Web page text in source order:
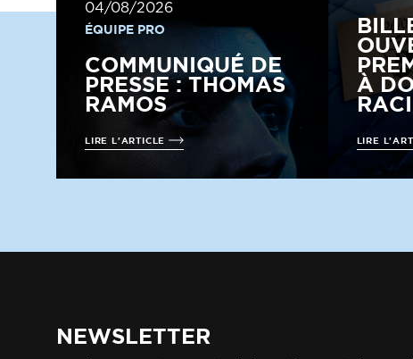
04/08/2026
ÉQUIPE PRO
COMMUNIQUÉ DE
PRESSE : THOMAS
RAMOS
LIRE L'ARTICLE
À
LIRE
NEWSLETTER